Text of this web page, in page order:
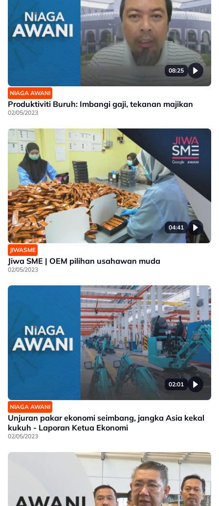
08:25
NIAGA AWANI
Produktiviti Buruh: Imbangi gaji, tekanan majikan
02/05/2023
04:41
JIWASME
Jiwa SME | OEM pilihan usahawan muda
02/05/2023
02:01
NIAGA AWANI
Unjuran pakar ekonomi seimbang, jangka Asia kekal
kukuh - Laporan Ketua Ekonomi
02/05/2023